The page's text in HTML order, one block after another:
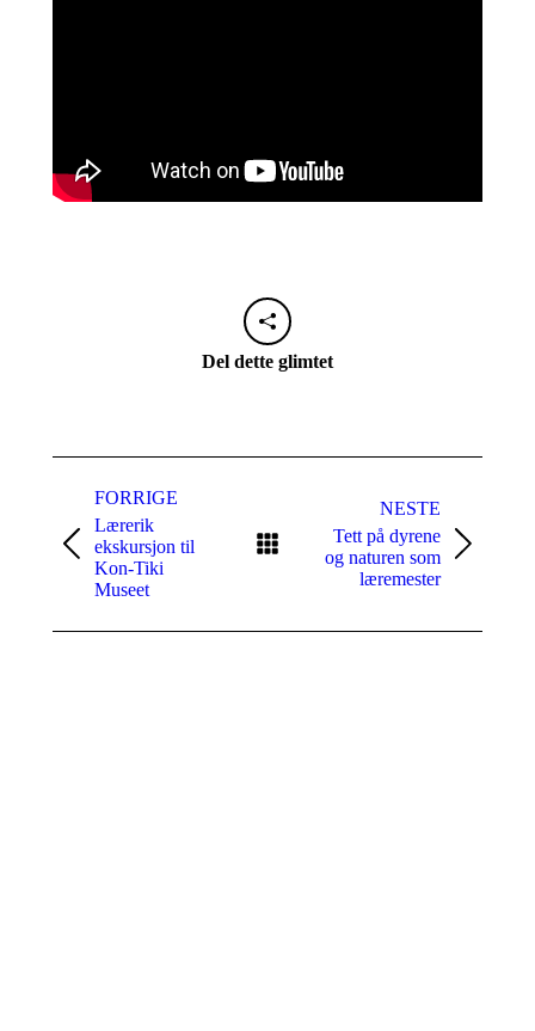
Del dette glimtet
aktuelt
FORRIGE
Forrige
innlegg:
Lærerik
ekskursjon til
Kon-Tiki
Museet
NESTE
Neste
innlegg:
Tett på dyrene
og naturen som
læremester